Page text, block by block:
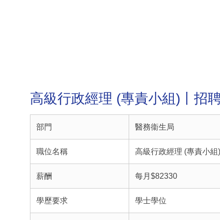
高級行政經理 (專責小組)丨招
部門 醫務衞生局
職位名稱 高級行政經理 (專責小組)
薪酬 每月$82330
學歷要求 學士學位